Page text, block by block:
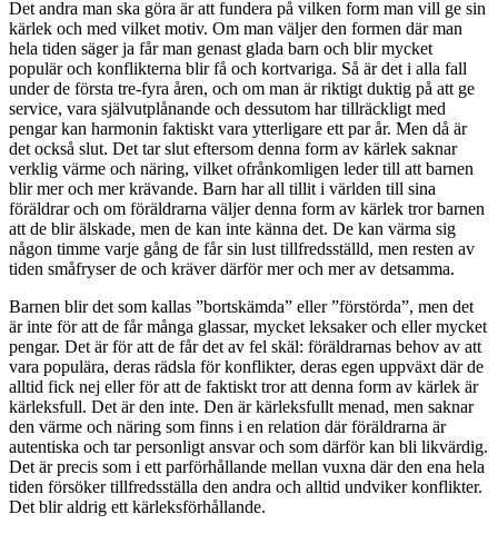
Det andra man ska göra är att fundera på vilken form man vill ge sin
kärlek och med vilket motiv. Om man väljer den formen där man
hela tiden säger ja får man genast glada barn och blir mycket
populär och konflikterna blir få och kortvariga. Så är det i alla fall
under de första tre-fyra åren, och om man är riktigt duktig på att ge
service, vara självutplånande och dessutom har tillräckligt med
pengar kan harmonin faktiskt vara ytterligare ett par år. Men då är
det också slut. Det tar slut eftersom denna form av kärlek saknar
verklig värme och näring, vilket ofrånkomligen leder till att barnen
blir mer och mer krävande. Barn har all tillit i världen till sina
föräldrar och om föräldrarna väljer denna form av kärlek tror barnen
att de blir älskade, men de kan inte känna det. De kan värma sig
någon timme varje gång de får sin lust tillfredsställd, men resten av
tiden småfryser de och kräver därför mer och mer av detsamma.
Barnen blir det som kallas ”bortskämda” eller ”förstörda”, men det
är inte för att de får många glassar, mycket leksaker och eller mycket
pengar. Det är för att de får det av fel skäl: föräldrarnas behov av att
vara populära, deras rädsla för konflikter, deras egen uppväxt där de
alltid fick nej eller för att de faktiskt tror att denna form av kärlek är
kärleksfull. Det är den inte. Den är kärleksfullt menad, men saknar
den värme och näring som finns i en relation där föräldrarna är
autentiska och tar personligt ansvar och som därför kan bli likvärdig.
Det är precis som i ett parförhållande mellan vuxna där den ena hela
tiden försöker tillfredsställa den andra och alltid undviker konflikter.
Det blir aldrig ett kärleksförhållande.